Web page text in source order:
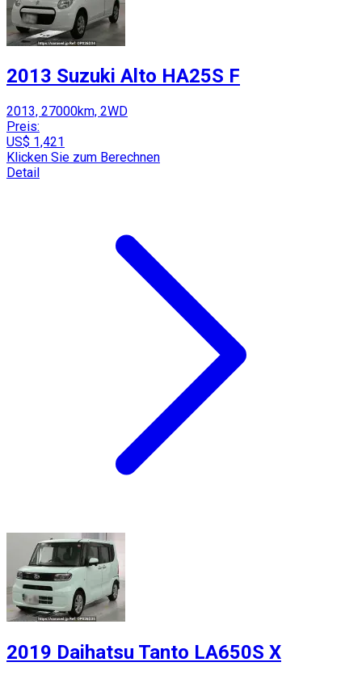
2013 Suzuki Alto HA25S F
2013, 27000km, 2WD
Preis:
US$ 1,421
Klicken Sie zum Berechnen
Detail
2019 Daihatsu Tanto LA650S X